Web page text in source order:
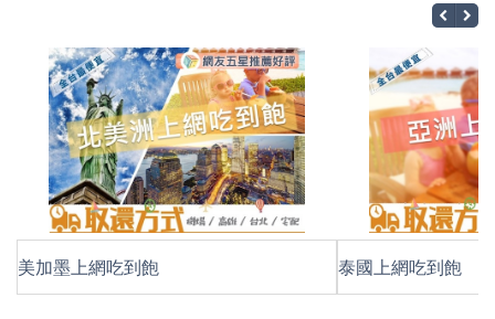
美加墨上網吃到飽 泰國上網吃到飽